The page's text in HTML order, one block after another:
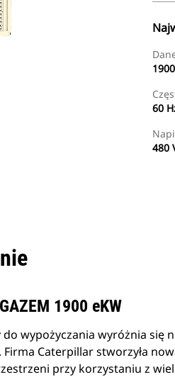
60
480
1900 eKW
wypożyczania wyróżnia się
Caterpillar stworzyła
przy korzystaniu z